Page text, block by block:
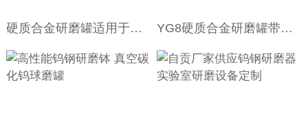
硬质合金研磨罐适用于各种行星式球磨机罐 YG8硬质合金研磨罐带盖钨钢桶